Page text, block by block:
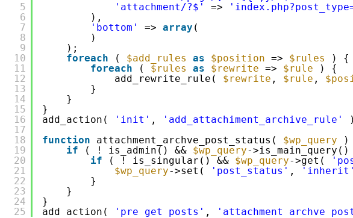
5
6
7
8
9
10
11
12
13
14
15
16
17
18
19
20
21
22
23
24
25
'attachment/?$'
=>
),
'bottom'
=> array (
)
);
foreach
( $add_rules as $position => $rules
) {
foreach
( $rules as $rewrite => $rule
) {
add_rewrite_rule( $rewrite , $rule ,
}
}
}
add_action(
'init' , 'add_attachiment_archive_rule'
function
attachment_archve_post_status( $wp_query
)
if
( ! is_admin() && $wp_query-
if
( ! is_singular() && $wp_query->get(
$wp_query->set( 'post_status' , 'inherit'
}
}
}
add_action(
'pre_get_posts' ,